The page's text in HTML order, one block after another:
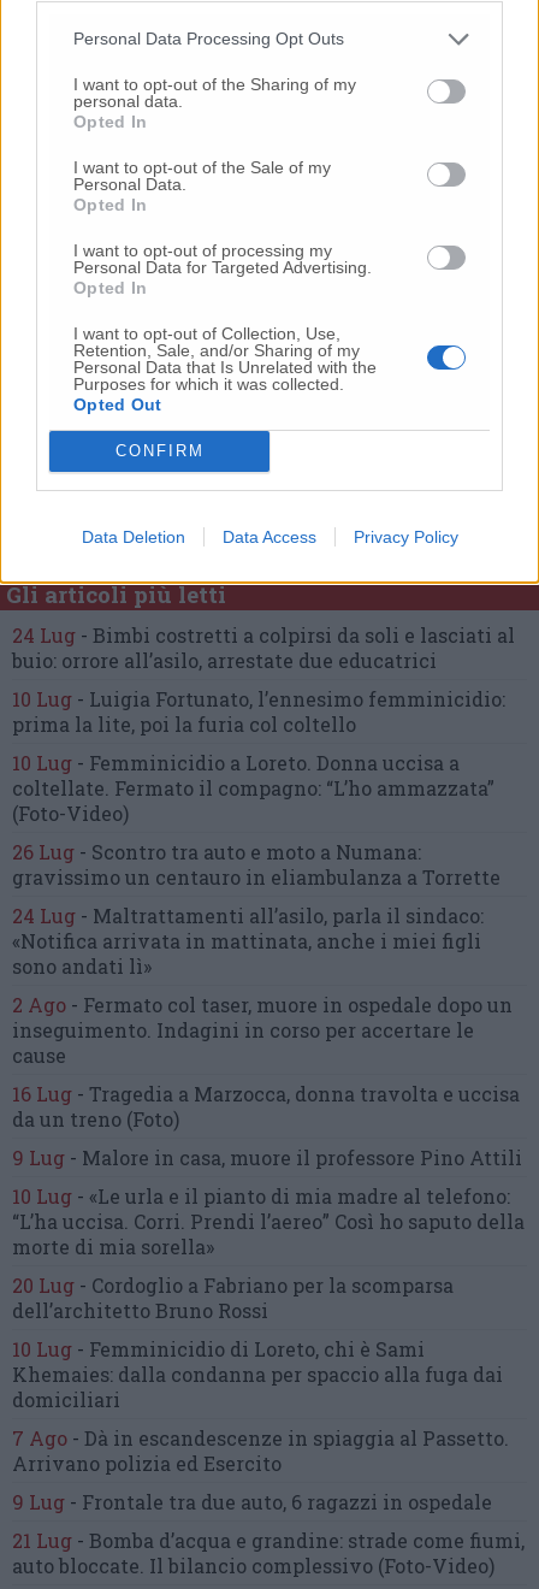
Personal Data Processing Opt Outs
I want to opt-out of the Sharing of my
personal data.
Opted In
I want to opt-out of the Sale of my
Personal Data.
Opted In
I want to opt-out of processing my
Personal Data for Targeted Advertising.
Opted In
I want to opt-out of Collection, Use,
Retention, Sale, and/or Sharing of my
Personal Data that Is Unrelated with the
Purposes for which it was collected.
Opted Out
CONFIRM
Data Deletion Data Access Privacy Policy
© RIPRODUZIONE RISERVATA
Vai alla home
Commenti
Nessun commento presente
Commenta
Commenta l'articolo
Gli articoli più letti
24 Lug - Bimbi costretti a colpirsi da soli e lasciati al
buio: orrore all’asilo, arrestate due educatrici
10 Lug - Luigia Fortunato, l’ennesimo femminicidio:
prima la lite, poi la furia col coltello
10 Lug - Femminicidio a Loreto. Donna uccisa a
coltellate. Fermato il compagno: “L’ho ammazzata”
(Foto-Video)
26 Lug - Scontro tra auto e moto a Numana:
gravissimo un centauro in eliambulanza a Torrette
24 Lug - Maltrattamenti all’asilo, parla il sindaco:
«Notifica arrivata in mattinata, anche i miei figli
sono andati lì»
2 Ago - Fermato col taser, muore in ospedale dopo un
inseguimento. Indagini in corso per accertare le
cause
16 Lug - Tragedia a Marzocca, donna travolta e uccisa
da un treno (Foto)
9 Lug - Malore in casa, muore il professore Pino Attili
10 Lug - «Le urla e il pianto di mia madre al telefono:
“L’ha uccisa. Corri. Prendi l’aereo” Così ho saputo della
morte di mia sorella»
20 Lug - Cordoglio a Fabriano per la scomparsa
dell’architetto Bruno Rossi
10 Lug - Femminicidio di Loreto, chi è Sami
Khemaies: dalla condanna per spaccio alla fuga dai
domiciliari
7 Ago - Dà in escandescenze in spiaggia al Passetto.
Arrivano polizia ed Esercito
9 Lug - Frontale tra due auto, 6 ragazzi in ospedale
21 Lug - Bomba d’acqua e grandine: strade come fiumi,
auto bloccate. Il bilancio complessivo (Foto-Video)